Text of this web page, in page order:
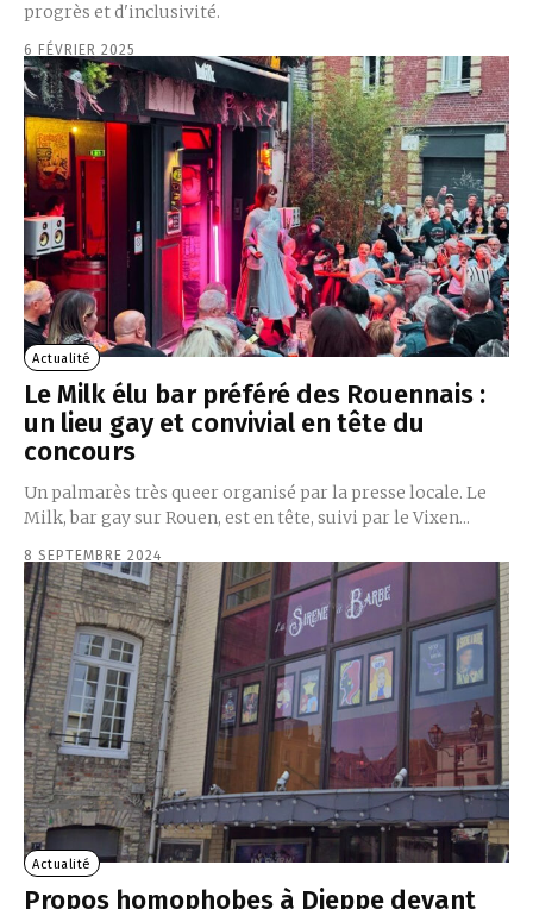
progrès et d'inclusivité.
6 FÉVRIER 2025
Actualité
Le Milk élu bar préféré des Rouennais :
un lieu gay et convivial en tête du
concours
Un palmarès très queer organisé par la presse locale. Le
Milk, bar gay sur Rouen, est en tête, suivi par le Vixen...
8 SEPTEMBRE 2024
Actualité
Propos homophobes à Dieppe devant